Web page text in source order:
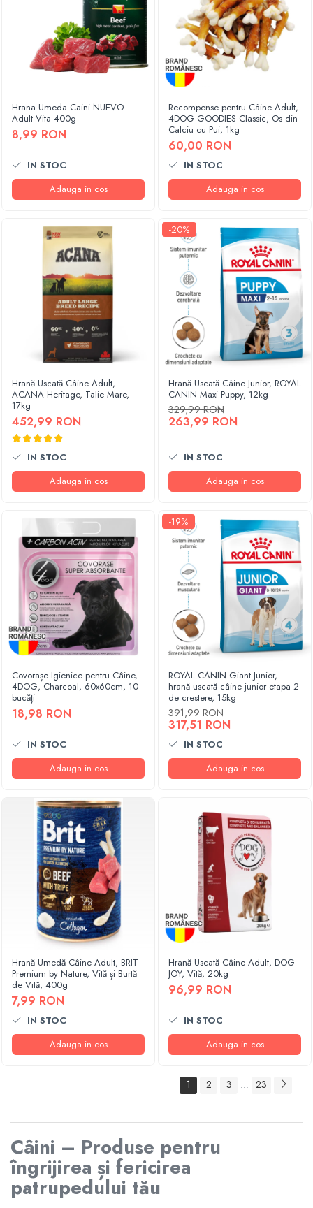
Hrana Umeda Caini NUEVO
Adult Vita 400g
8,99 RON
IN STOC
Adauga in cos
Recompense pentru Câine Adult,
4DOG GOODIES Classic, Os din
Calciu cu Pui, 1kg
60,00 RON
IN STOC
Adauga in cos
Hrană Uscată Câine Adult,
ACANA Heritage, Talie Mare,
17kg
452,99 RON
IN STOC
Adauga in cos
-20%
Hrană Uscată Câine Junior, ROYAL
CANIN Maxi Puppy, 12kg
329,99 RON
263,99 RON
IN STOC
Adauga in cos
Covorașe Igienice pentru Câine,
4DOG, Charcoal, 60x60cm, 10
bucăți
18,98 RON
IN STOC
Adauga in cos
-19%
ROYAL CANIN Giant Junior,
hrană uscată câine junior etapa 2
de crestere, 15kg
391,99 RON
317,51 RON
IN STOC
Adauga in cos
Hrană Umedă Câine Adult, BRIT
Premium by Nature, Vită și Burtă
de Vită, 400g
7,99 RON
IN STOC
Adauga in cos
Hrană Uscată Câine Adult, DOG
JOY, Vită, 20kg
96,99 RON
IN STOC
Adauga in cos
1 2 3 ... 23
Câini – Produse pentru
îngrijirea și fericirea
patrupedului tău